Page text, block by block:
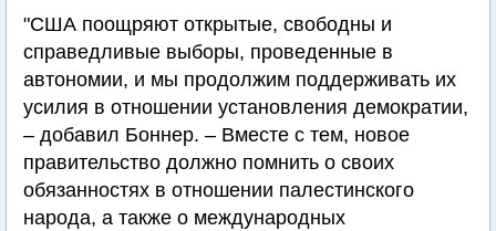
"США поощряют открытые, свободны и
справедливые выборы, проведенные в
автономии, и мы продолжим поддерживать их
усилия в отношении установления демократии,
– добавил Боннер. – Вместе с тем, новое
правительство должно помнить о своих
обязанностях в отношении палестинского
народа, а также о международных